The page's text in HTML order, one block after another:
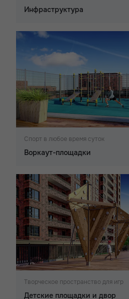
Инфраструктура
Спорт в любое время суток
Воркаут-площадки
Творческое пространство для игр
Детские площадки и двор